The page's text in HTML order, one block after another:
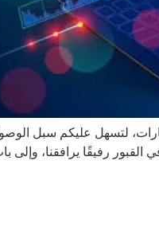
لتسهل عليكم سبل
رفيقًا يرافقنا، وإلى